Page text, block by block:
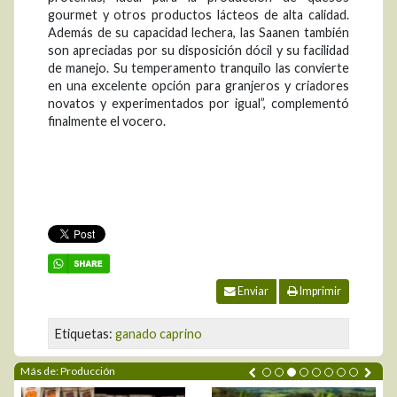
gourmet y otros productos lácteos de alta calidad.
Además de su capacidad lechera, las Saanen también
son apreciadas por su disposición dócil y su facilidad
de manejo. Su temperamento tranquilo las convierte
en una excelente opción para granjeros y criadores
novatos y experimentados por igual”, complementó
finalmente el vocero.
Enviar Imprimir
Etiquetas: ganado caprino
Más de: Producción